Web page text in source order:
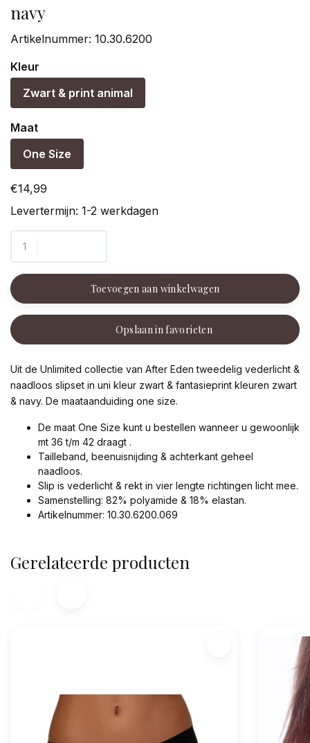
navy
Artikelnummer: 10.30.6200
Kleur
Zwart & print animal
Maat
One Size
€14,99
Levertermijn: 1-2 werkdagen
Toevoegen aan winkelwagen
Opslaan in favorieten
Uit de Unlimited collectie van After Eden tweedelig vederlicht &
naadloos slipset in uni kleur zwart & fantasieprint kleuren zwart
& navy. De maataanduiding one size.
De maat One Size kunt u bestellen wanneer u gewoonlijk
mt 36 t/m 42 draagt .
Tailleband, beenuisnijding & achterkant geheel
naadloos.
Slip is vederlicht & rekt in vier lengte richtingen licht mee.
Samenstelling: 82% polyamide & 18% elastan.
Artikelnummer: 10.30.6200.069
Gerelateerde producten